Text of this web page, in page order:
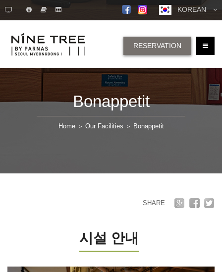
KOREAN
RESERVATION
Bonappetit
Home > Our Facilities > Bonappetit
SHARE
시설 안내